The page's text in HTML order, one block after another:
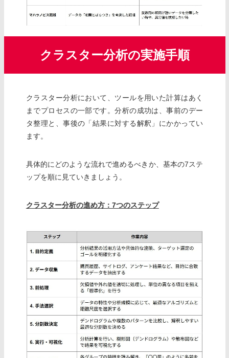
クラスター分析の実施手順
クラスター分析において、ツールを用いた計算はあく
までプロセスの一部です。分析の成功は、事前のデー
タ整理と、事後の「結果に対する解釈」にかかってい
ます。
具体的にどのような流れで進めるべきか、基本の7ステ
ップを順に見ていきましょう。
クラスター分析の進め方：7つのステップ